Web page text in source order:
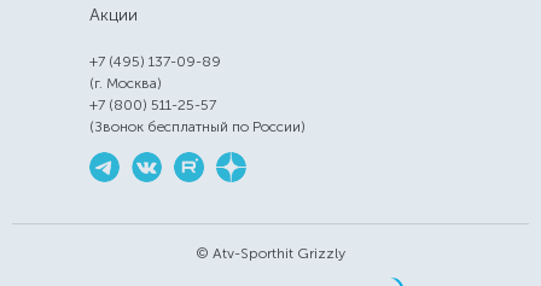
Акции
+7 (495) 137-09-89
(г. Москва)
+7 (800) 511-25-57
(Звонок бесплатный по России)
© Atv-Sporthit Grizzly